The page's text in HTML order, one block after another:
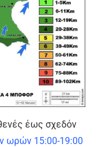
έως σχεδόν
ωρών 15:00-19:00